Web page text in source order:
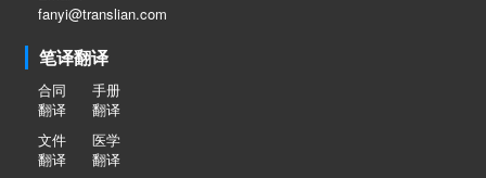
fanyi@translian.com
笔译翻译
合同
翻译
手册
翻译
文件
翻译
医学
翻译